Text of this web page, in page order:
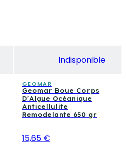
Indisponible
GEOMAR
Geomar Boue Corps
D'Algue Océanique
Anticellulite
Remodelante 650 gr
15,65 €